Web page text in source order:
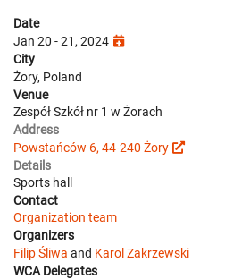
Date
Jan 20 - 21, 2024
City
Żory, Poland
Venue
Zespół Szkół nr 1 w Żorach
Address
Powstańców 6, 44-240 Żory
Details
Sports hall
Contact
Organization team
Organizers
Filip Śliwa and Karol Zakrzewski
WCA Delegates